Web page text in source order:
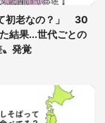
握らされたもの
初老なの？」 30
結果...世代ごとの
〟発覚